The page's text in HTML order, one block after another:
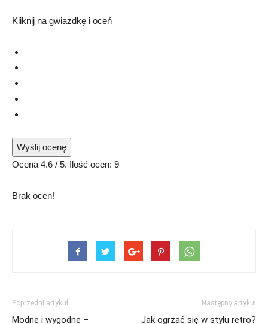
Kliknij na gwiazdkę i oceń
Wyślij ocenę
Ocena 4.6 / 5. Ilość ocen: 9
Brak ocen!
Poprzedni artykuł
Modne i wygodne –
Następny artykuł
Jak ogrzać się w stylu retro?